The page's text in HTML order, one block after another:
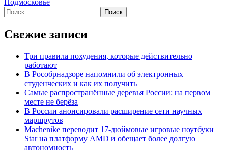
Подмосковье
Найти:
Свежие записи
Три правила похудения, которые действительно
работают
В Рособрнадзоре напомнили об электронных
студенческих и как их получить
Самые распространённые деревья России: на первом
месте не берёза
В России анонсировали расширение сети научных
маршрутов
Machenike переводит 17-дюймовые игровые ноутбуки
Star на платформу AMD и обещает более долгую
автономность